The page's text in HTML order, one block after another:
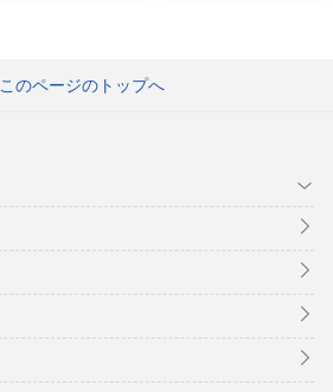
このページのトップへ